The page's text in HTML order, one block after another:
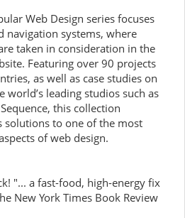
Web Design series focuses
navigation systems, where
taken in consideration in the
Featuring over 90 projects
as well as case studies on
leading studios such as
this collection
solutions to one of the most
of web design.
"... a fast-food, high-energy fix
New York Times Book Review